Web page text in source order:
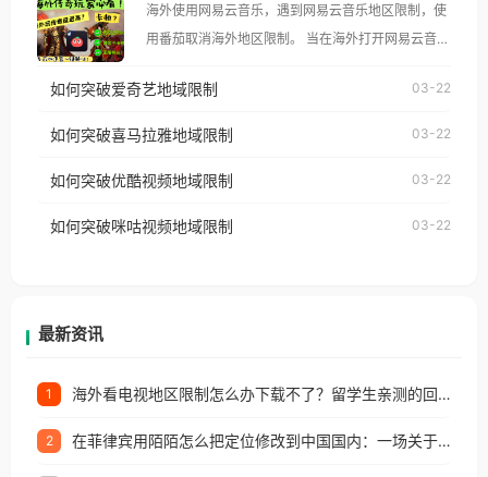
像其他音乐平台一样，出现地区及版权限制问题，且
仅能在中国大陆地区播放。 遇到这个问题的朋友们，
台湾、美国、加拿大、澳大利亚、欧洲等国家和地区
权限制所困扰。
海外使用网易云音乐，遇到网易云音乐地区限制，使
用番茄取消海外地区限制。 当在海外打开网易云音
播放”的提示语。 海外用户如香港、澳门、台湾、美
制问题，且仅能在中国大陆地区播放。 遇到这个问题
户收听网易云音乐地区版权限制」的问题，无论人在
如何突破爱奇艺地域限制 03-22
如何突破喜马拉雅地域限制 03-22
如何突破优酷视频地域限制 03-22
如何突破咪咕视频地域限制 03-22
最新资讯
1 海外看电视地区限制怎么办下载不了？留学生亲测的回国加速方案（附2026世界杯观赛技巧）
2 在菲律宾用陌陌怎么把定位修改到中国国内：一场关于归属感与连接的探索